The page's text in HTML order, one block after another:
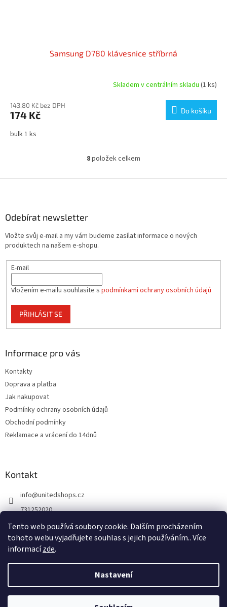
Tento web používá soubory cookie. Dalším procházením
tohoto webu vyjadřujete souhlas s jejich používáním.. Více
informacízde.
Nastavení
Samsung D780 klávesnice stříbrná
Skladem v centrálním skladu (1 ks)
143,80 Kč bez DPH
174 Kč Do košíku
bulk 1 ks
O
l
p
v
v
s
8položek celkem
Odebírat newsletter
Vložte svůj e-mail a my vám budeme zasílat informace o nových
produktech na našem e-shopu.
E-mail
Vložením e-mailu souhlasíte s podmínkami ochrany osobních údajů
PŘIHLÁSIT SE
Informace pro vás
Kontakty
Doprava a platba
Jak nakupovat
Podmínky ochrany osobních údajů
Obchodní podmínky
Reklamace a vrácení do 14dnů
Kontakt
info@unitedshops.cz
731252020
https://www.fb.com/UnitedShops
UnitedShops
Vytvořil Shoptet